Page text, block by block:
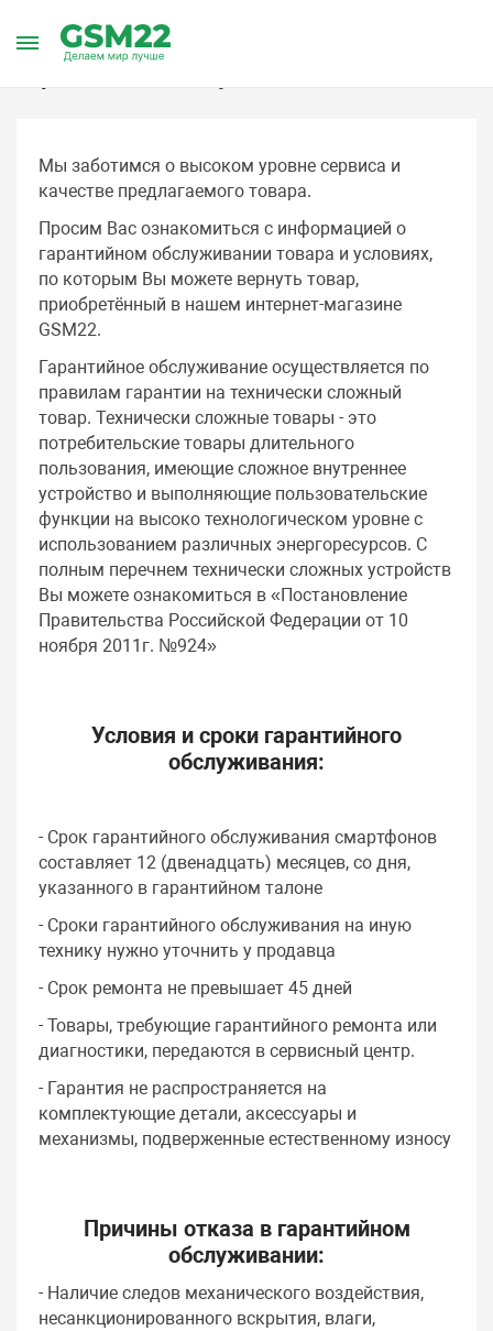
Главная Наша компания
Мы заботимся о высоком уровне сервиса и
качестве предлагаемого товара.
Просим Вас ознакомиться с информацией о
гарантийном обслуживании товара и условиях,
по которым Вы можете вернуть товар,
приобретённый в нашем интернет-магазине
GSM22.
Гарантийное обслуживание осуществляется по
правилам гарантии на технически сложный
товар. Технически сложные товары - это
потребительские товары длительного
пользования, имеющие сложное внутреннее
устройство и выполняющие пользовательские
функции на высоко технологическом уровне с
использованием различных энергоресурсов. С
полным перечнем технически сложных устройств
Вы можете ознакомиться в «Постановление
Правительства Российской Федерации от 10
ноября 2011г. №924»
Условия и сроки гарантийного
обслуживания:
- Срок гарантийного обслуживания смартфонов
составляет 12 (двенадцать) месяцев, со дня,
указанного в гарантийном талоне
- Сроки гарантийного обслуживания на иную
технику нужно уточнить у продавца
- Срок ремонта не превышает 45 дней
- Товары, требующие гарантийного ремонта или
диагностики, передаются в сервисный центр.
- Гарантия не распространяется на
комплектующие детали, аксессуары и
механизмы, подверженные естественному износу
Причины отказа в гарантийном
обслуживании:
- Наличие следов механического воздействия,
несанкционированного вскрытия, влаги,